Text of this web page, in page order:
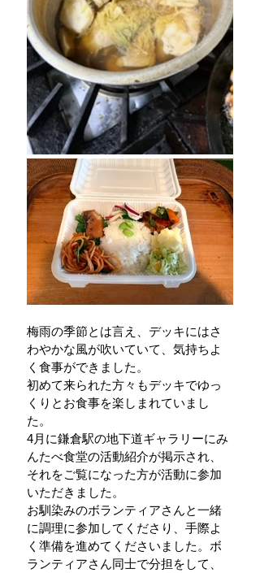
梅雨の季節とは言え、デッキにはさ
わやかな風が吹いていて、気持ちよ
く食事ができました。
初めて来られた方々もデッキでゆっ
くりとお食事を楽しまれていまし
た。
4月に鎌倉駅の地下道ギャラリーにみ
んたべ食堂の活動紹介が掲示され、
それをご覧になった方が活動に参加
いただきました。
お馴染みのボランティアさんと一緒
に調理に参加してくださり、手際よ
く準備を進めてくださいました。ボ
ランティアさん同士で分担をして、